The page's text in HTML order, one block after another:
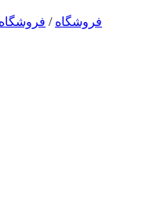
فروشگاه /